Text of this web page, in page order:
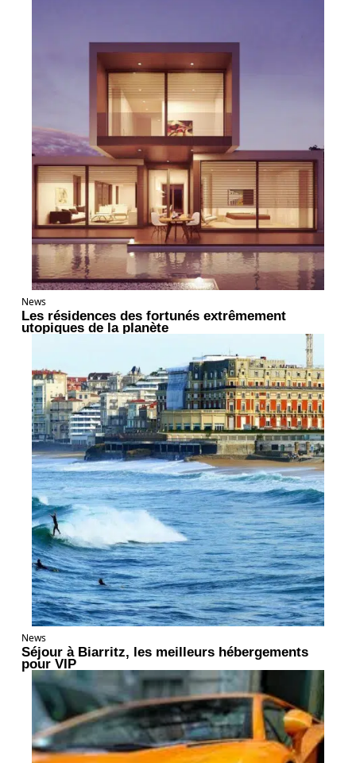
News
Les résidences des fortunés extrêmement
utopiques de la planète
News
Séjour à Biarritz, les meilleurs hébergements
pour VIP